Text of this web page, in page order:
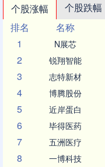
个股涨幅 个股跌幅
排名
名称
1
N展芯
2 锐翔智能
3 志特新材
4 博腾股份
5 近岸蛋白
6 毕得医药
7 五洲医疗
8 一博科技